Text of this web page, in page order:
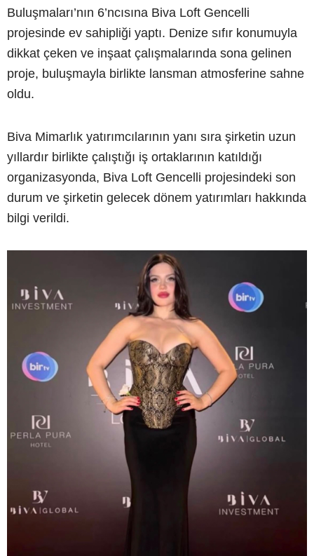
Buluşmaları’nın 6’ncısına Biva Loft Gencelli
projesinde ev sahipliği yaptı. Denize sıfır konumuyla
dikkat çeken ve inşaat çalışmalarında sona gelinen
proje, buluşmayla birlikte lansman atmosferine sahne
oldu.
Biva Mimarlık yatırımcılarının yanı sıra şirketin uzun
yıllardır birlikte çalıştığı iş ortaklarının katıldığı
organizasyonda, Biva Loft Gencelli projesindeki son
durum ve şirketin gelecek dönem yatırımları hakkında
bilgi verildi.